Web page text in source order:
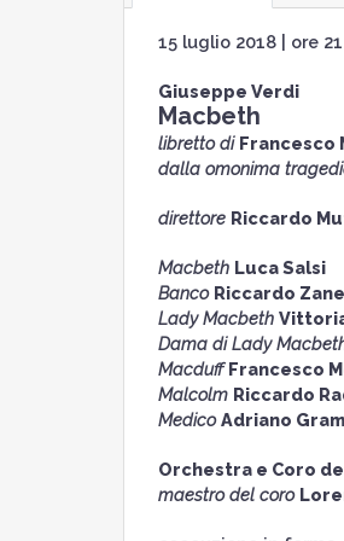
15 luglio 2018 | ore
Giuseppe Verdi
Macbeth
libretto di Francesco
dalla omonima
direttore Riccardo
Macbeth Luca Salsi
Banco Riccardo
Lady Macbeth
Dama di Lady
Macduff Francesco
Malcolm Riccardo
Medico Adriano
Orchestra e Coro
maestro del coro